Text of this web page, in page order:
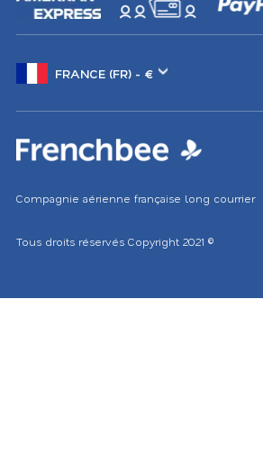
Compagnie aérienne française long courrier
Tous droits réservés Copyright 2021 ©